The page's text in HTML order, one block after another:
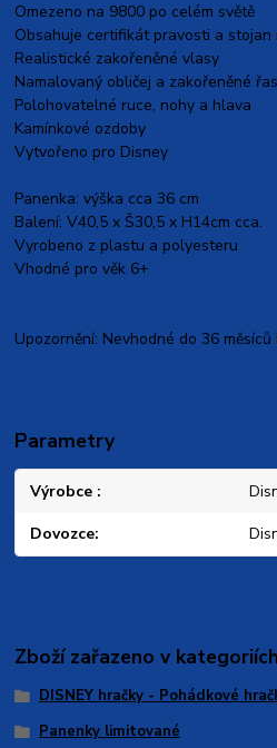
Omezeno na 9800 po celém světě
Obsahuje certifikát pravosti a stojan
Realistické zakořeněné vlasy
Namalovaný obličej a zakořeněné
Polohovatelné ruce, nohy a hlava
Kamínkové ozdoby
Vytvořeno pro Disney
Panenka: výška cca 36 cm
Balení: V40,5 x Š30,5 x H14cm cca.
Vyrobeno z plastu a polyesteru
Vhodné pro věk 6+
Upozornění: Nevhodné do 36
Parametry
Výrobce
Dovozce
Zboží zařazeno v kategoriích
DISNEY hračky - Pohádkové
Panenky limitované